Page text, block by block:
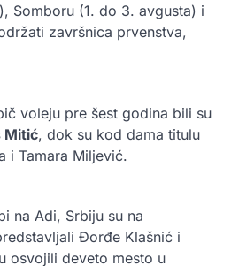
Somboru (1. do 3. avgusta) i
završnica prvenstva,
voleju pre šest godina bili su
Mitić, dok su kod dama titulu
i Tamara Miljević.
na Adi, Srbiju su na
Đorđe Klašnić i
osvojili deveto mesto u